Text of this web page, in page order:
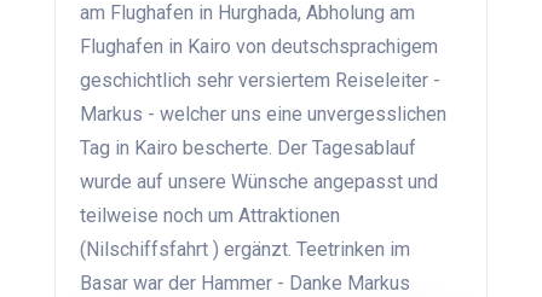
am Flughafen in Hurghada, Abholung am
Flughafen in Kairo von deutschsprachigem
geschichtlich sehr versiertem Reiseleiter -
Markus - welcher uns eine unvergesslichen
Tag in Kairo bescherte. Der Tagesablauf
wurde auf unsere Wünsche angepasst und
teilweise noch um Attraktionen
(Nilschiffsfahrt ) ergänzt. Teetrinken im
Basar war der Hammer - Danke Markus